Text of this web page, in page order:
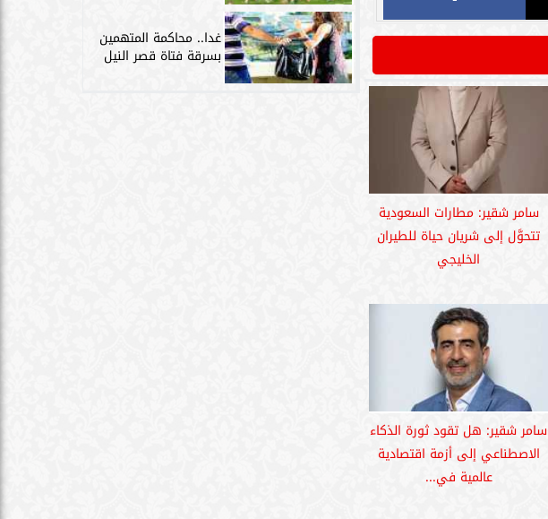
سامر شقير: مطارات السعودية
تتحوَّل إلى شريان حياة للطيران
الخليجي
سامر شقير: هل تقود ثورة الذكاء
الاصطناعي إلى أزمة اقتصادية
عالمية في...
غدا.. محاكمة المتهمين
بسرقة فتاة قصر النيل